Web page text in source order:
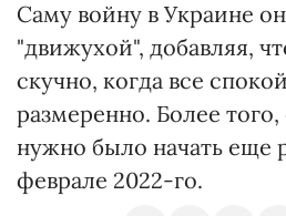
Саму войну в Украине он
"движухой", добавляя,
скучно, когда все
размеренно. Более того,
нужно было начать еще
феврале 2022-го.